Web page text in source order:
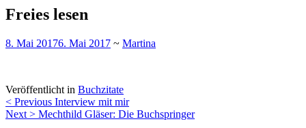
Freies lesen
8. Mai 20176. Mai 2017 ~ Martina
Veröffentlicht in Buchzitate
Beitragsnavigation
< Previous Interview mit mir
Next > Mechthild Gläser: Die Buchspringer